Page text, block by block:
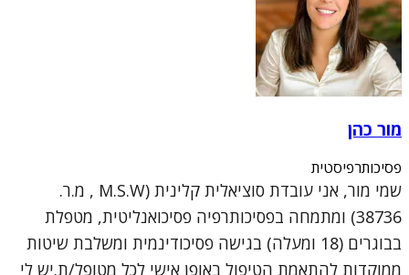
מור כהן
פסיכותרפיסטית
שמי מור, אני עובדת סוציאלית קלינית (M.S.W , מ.ר.
38736) ומתמחה בפסיכותרפיה פסיכואנליטית, מטפלת
בבוגרים (18 ומעלה) בגישה פסיכודינמית ומשלבת שיטות
ממוקדות להתאמת הטיפול באופן אישי לכל מטופל/ת.יש לי